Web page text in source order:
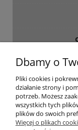
Dbamy o
Pliki cookies i
działanie strony i
potrzeb. Możesz
wszystkich tych
plików do swoich
Więcej o plikach